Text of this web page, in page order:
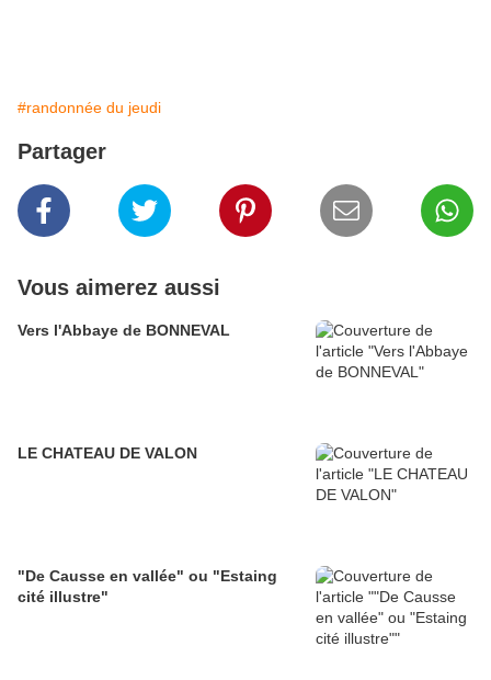
#randonnée du jeudi
Partager
Vous aimerez aussi
Vers l'Abbaye de BONNEVAL
LE CHATEAU DE VALON
"De Causse en vallée" ou "Estaing
cité illustre"